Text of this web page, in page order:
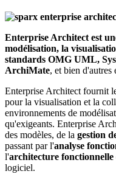
Enterprise Architect est
modélisation, la
standards OMG UML,
ArchiMate, et bien d'autres
Enterprise Architect fournit
pour la visualisation et la
environnements de
qu'exigeants. Enterprise
des modèles, de la gestion
passant par l'analyse
l'architecture fonctionnelle
logiciel.